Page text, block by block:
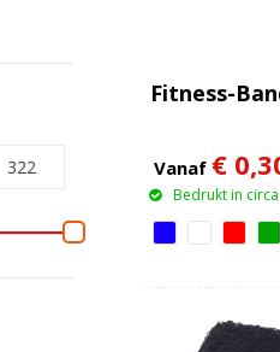
Fitness-
Vanaf €
Bedrukt in